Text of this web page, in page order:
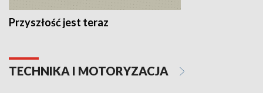
Przyszłość jest teraz
TECHNIKA I MOTORYZACJA